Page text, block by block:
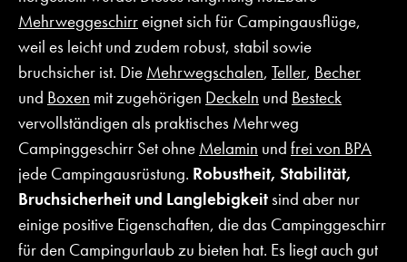
Mehrweggeschirreignet sich für Campingausflüge,
weil es leicht und zudem robust, stabil sowie
bruchsicher ist. Die Mehrwegschalen, Teller, Becher
und Boxen mit zugehörigen Deckeln und Besteck
vervollständigen als praktisches Mehrweg
Campinggeschirr Set ohne Melamin und frei von BPA
jede Campingausrüstung. Robustheit, Stabilität,
Bruchsicherheit und Langlebigkeitsind aber nur
einige positive Eigenschaften, die das Campinggeschirr
für den Campingurlaub zu bieten hat. Es liegt auch gut